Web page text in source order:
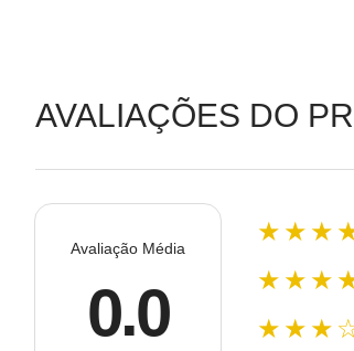
AVALIAÇÕES DO
Avaliação Média
0.0